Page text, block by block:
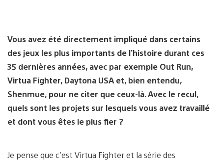
Vous avez été directement impliqué dans certains
des jeux les plus importants de l’histoire durant ces
35 dernières années, avec par exemple Out Run,
Virtua Fighter, Daytona USA et, bien entendu,
Shenmue, pour ne citer que ceux-là. Avec le recul,
quels sont les projets sur lesquels vous avez travaillé
et dont vous êtes le plus fier ?
Je pense que c’est Virtua Fighter et la série des